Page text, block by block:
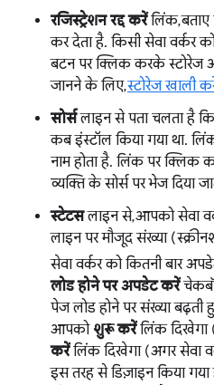
रजिस्ट्रेशन रद्द करेंलिंक, बताए
कर देता है. किसी सेवा वर्कर
बटन पर क्लिक करके स्टोरेज
जानने के लिए,स्टोरेज खाली
सोर्सलाइन से पता चलता है
कब इंस्टॉल किया गया था.
नाम होता है. लिंक पर क्लिक
व्यक्ति के सोर्स पर भेज दिया
स्टेटसलाइन से, आपको सेवा
लाइन पर मौजूद संख्या
सेवा वर्कर को कितनी बार
लोड होने पर अपडेट करें
पेज लोड होने पर संख्या बढ़ती
आपको शुरू करेंलिंक दिखेगा
करेंलिंक दिखेगा (अगर सेवा
इस तरह से डिज़ाइन किया गया